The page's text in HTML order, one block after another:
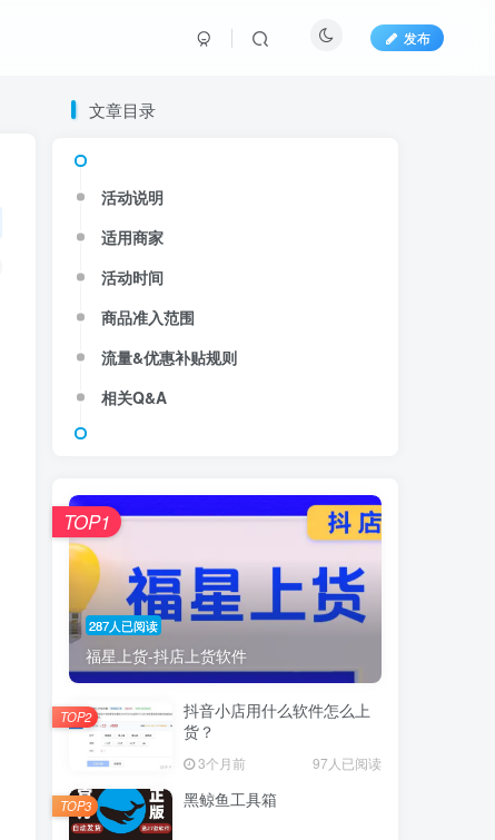
发布
文章目录
活动说明
适用商家
活动时间
商品准入范围
流量&优惠补贴规则
相关Q&A
287人已阅读
福星上货-抖店上货软件
TOP1
抖音小店用什么软件怎么上
货？
3个月前 97人已阅读
TOP2
黑鲸鱼工具箱
TOP3